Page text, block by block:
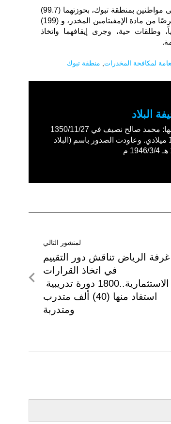
القت المديرية العامة لمكافحة المخدرات القبض على مواطنين بمنطقة تبوك، بحوزتهما (99.7)
كيلو جراماً من مادة الحشيش المخدر، و (23,390) قرصًا من مادة الإمفيتامين المخدر، و (199)
وطلقات حية، وجرى إيقافهما واتخاذ
لمكافحة المخدرات, منطقة تبوك
البلاد
أول جريدة سعودية أسسها: محمد صالح نصيف في 1350/11/27
هـ الموافق 3 أبريل 1932 ميلادي. وعاودت الصدور باسم (البلاد
لمنشور التالي
لمنشور
غرفة الرياض تناقش دور التقييم
في اتخاذ القرارات
الاستثمارية..1800 دورة تدريبية
استفاد منها (40) ألف متدرب
ومتدربة